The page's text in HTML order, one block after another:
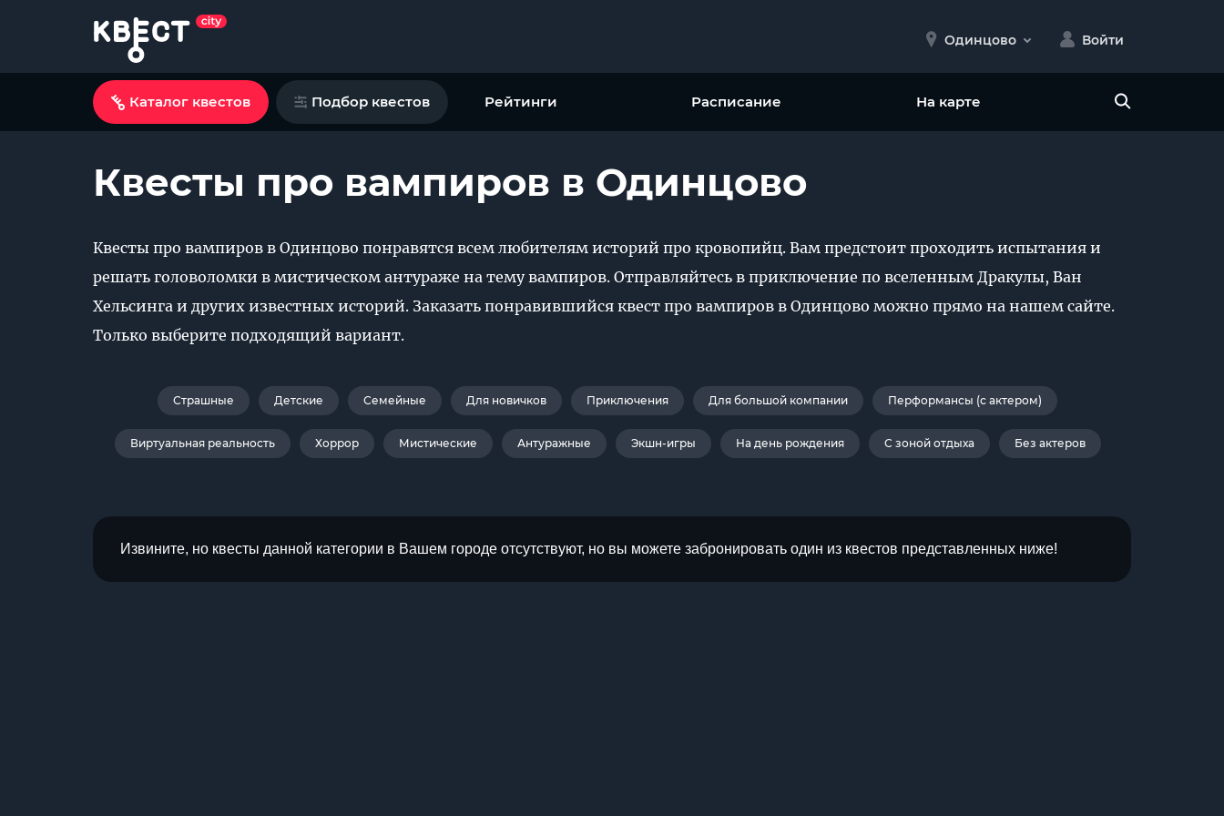
Одинцово Войти
Каталог квестов Подбор квестов Рейтинги Расписание На карте
Квесты про вампиров в Одинцово
Квесты про вампиров в Одинцово понравятся всем любителям историй про кровопийц. Вам предстоит проходить испытания и
решать головоломки в мистическом антураже на тему вампиров. Отправляйтесь в приключение по вселенным Дракулы, Ван
Хельсинга и других известных историй. Заказать понравившийся квест про вампиров в Одинцово можно прямо на нашем сайте.
Только выберите подходящий вариант.
Страшные Детские Семейные Для новичков Приключения Для большой компании Перформансы (с актером)
Виртуальная реальность Хоррор Мистические Антуражные Экшн-игры На день рождения С зоной отдыха Без актеров
Извините, но квесты данной категории в Вашем городе отсутствуют, но вы можете забронировать один из квестов представленных ниже!